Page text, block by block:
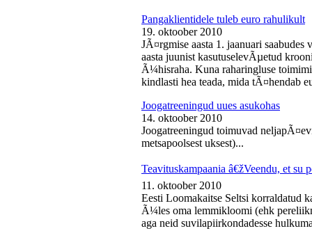
Pangaklientidele tuleb euro rahulikult
19. oktoober 2010
JÃ¤rgmise aasta 1. jaanuari
aasta juunist kasutuselevÃµetud
Ã¼hisraha. Kuna raharingluse
kindlasti hea teada, mida tÃ¤hendab
Joogatreeningud uues asukohas
14. oktoober 2010
Joogatreeningud toimuvad
metsapoolsest uksest)...
Teavituskampaania â€žVeendu, et su
11. oktoober 2010
Eesti Loomakaitse Seltsi korraldatud
Ã¼les oma lemmikloomi (ehk
aga neid suvilapiirkondadesse